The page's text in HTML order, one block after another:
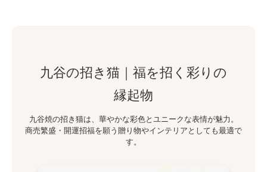
九谷の招き猫｜福を招く彩りの
縁起物
九谷焼の招き猫は、華やかな彩色とユニークな表情が魅力。
商売繁盛・開運招福を願う贈り物やインテリアとしても最適で
す。